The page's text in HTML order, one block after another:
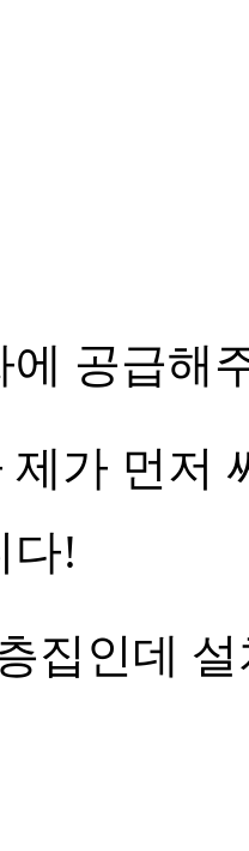
에 공급해
제가 먼저
다!
집인데